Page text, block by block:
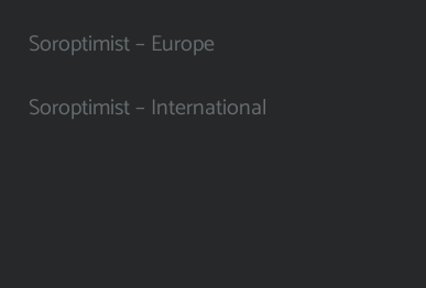
Soroptimist – Europe
Soroptimist – International